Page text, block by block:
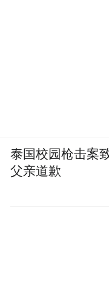
泰国校园枪击案
父亲道歉